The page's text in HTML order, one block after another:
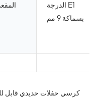
الدرجة E1
بسماكة 9 مم